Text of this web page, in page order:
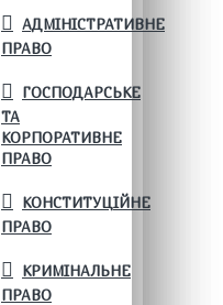
АДМІНІСТРАТИВНЕ
ПРАВО
ГОСПОДАРСЬКЕ
ТА
КОРПОРАТИВНЕ
ПРАВО
КОНСТИТУЦІЙНЕ
ПРАВО
КРИМІНАЛЬНЕ
ПРАВО